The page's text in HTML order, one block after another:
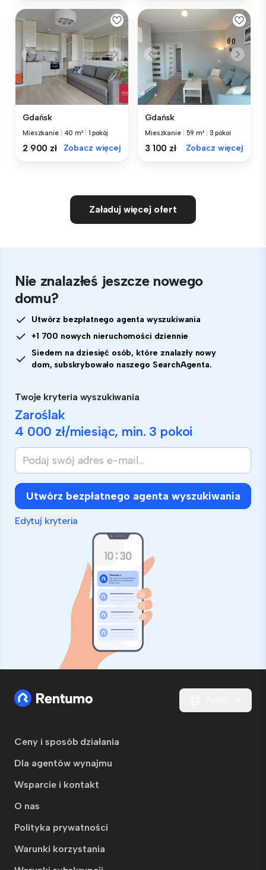
Gdańsk
Mieszkanie 40 m² 1 pokój
2 900 zł Zobacz więcej
Gdańsk
Mieszkanie 59 m² 3 pokoi
3 100 zł Zobacz więcej
Załaduj więcej ofert
Nie znalazłeś jeszcze nowego
domu?
Utwórz bezpłatnego agenta wyszukiwania
+1 700 nowych nieruchomości dziennie
Siedem na dziesięć osób, które znalazły nowy
dom, subskrybowało naszego SearchAgenta.
Twoje kryteria wyszukiwania
Zaroślak
4 000 zł/miesiąc, min. 3 pokoi
Utwórz bezpłatnego agenta wyszukiwania
Edytuj kryteria
Ceny i sposób działania
Dla agentów wynajmu
Wsparcie i kontakt
O nas
Polityka prywatności
Warunki korzystania